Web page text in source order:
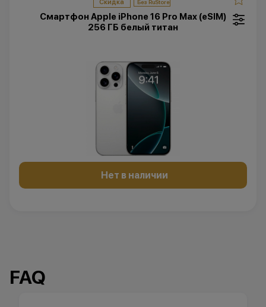
Скидка
Смартфон Apple iPhone 16 Pro Max (eSIM)
256 ГБ белый титан
Нет в наличии
FAQ